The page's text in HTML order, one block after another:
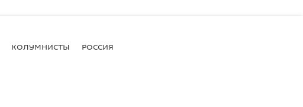
КОЛУМНИСТЫ РОССИЯ